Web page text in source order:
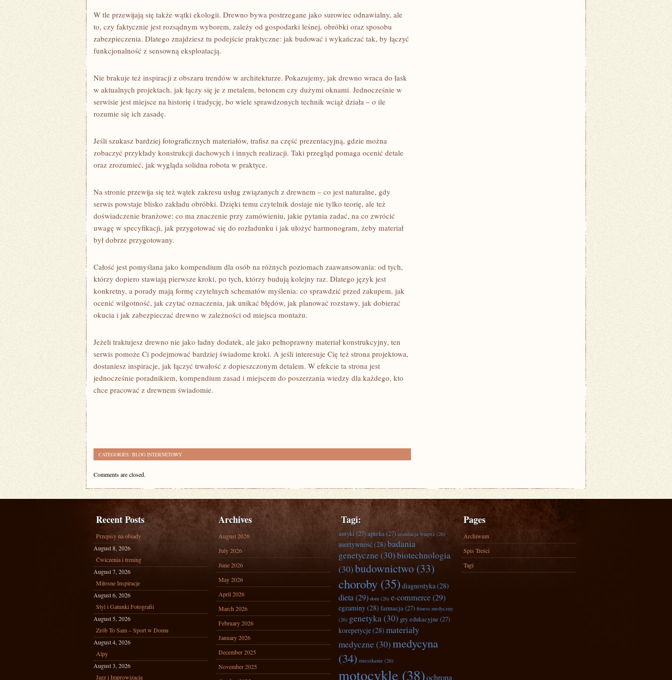
W tle przewijają się także wątki ekologii. Drewno bywa postrzegane jako surowiec odnawialny, ale
to, czy faktycznie jest rozsądnym wyborem, zależy od gospodarki leśnej, obróbki oraz sposobu
zabezpieczenia. Dlatego znajdziesz tu podejście praktyczne: jak budować i wykańczać tak, by łączyć
funkcjonalność z sensowną eksploatacją.
Nie brakuje też inspiracji z obszaru trendów w architekturze. Pokazujemy, jak drewno wraca do łask
w aktualnych projektach, jak łączy się je z metalem, betonem czy dużymi oknami. Jednocześnie w
serwisie jest miejsce na historię i tradycję, bo wiele sprawdzonych technik wciąż działa – o ile
rozumie się ich zasadę.
Jeśli szukasz bardziej fotograficznych materiałów, trafisz na część prezentacyjną, gdzie można
zobaczyć przykłady konstrukcji dachowych i innych realizacji. Taki przegląd pomaga ocenić detale
oraz zrozumieć, jak wygląda solidna robota w praktyce.
Na stronie przewija się też wątek zakresu usług związanych z drewnem – co jest naturalne, gdy
serwis powstaje blisko zakładu obróbki. Dzięki temu czytelnik dostaje nie tylko teorię, ale też
doświadczenie branżowe: co ma znaczenie przy zamówieniu, jakie pytania zadać, na co zwrócić
uwagę w specyfikacji, jak przygotować się do rozładunku i jak ułożyć harmonogram, żeby materiał
był dobrze przygotowany.
Całość jest pomyślana jako kompendium dla osób na różnych poziomach zaawansowania: od tych,
którzy dopiero stawiają pierwsze kroki, po tych, którzy budują kolejny raz. Dlatego język jest
konkretny, a porady mają formę czytelnych schematów myślenia: co sprawdzić przed zakupem, jak
ocenić wilgotność, jak czytać oznaczenia, jak unikać błędów, jak planować rozstawy, jak dobierać
okucia i jak zabezpieczać drewno w zależności od miejsca montażu.
Jeżeli traktujesz drewno nie jako ładny dodatek, ale jako pełnoprawny materiał konstrukcyjny, ten
serwis pomoże Ci podejmować bardziej świadome kroki. A jeśli interesuje Cię też strona projektowa,
dostaniesz inspiracje, jak łączyć trwałość z dopieszczonym detalem. W efekcie ta strona jest
jednocześnie poradnikiem, kompendium zasad i miejscem do poszerzania wiedzy dla każdego, kto
chce pracować z drewnem świadomie.
CATEGORIES: BLOG INTERNETOWY
Comments are closed.
Recent Posts
Przepisy na obiady
August 8, 2026
Ćwiczenia i trening
August 7, 2026
Miłosne Inspiracje
August 6, 2026
Styl i Gatunki Fotografii
August 5, 2026
Zrób To Sam – Sport w Domu
August 4, 2026
Alpy
August 3, 2026
Jazz i Improwizacja
Archives
August 2026
July 2026
June 2026
May 2026
April 2026
March 2026
February 2026
January 2026
December 2025
November 2025
Tagi:
antyki(27)apteka(27) aranżacja wnętrz (26)
asertywność(28) badania
genetyczne (30)biotechnologia
(30)budownictwo (33)
choroby (35) diagnostyka(28)
dieta(29) dom (26) e-commerce(29)
egzaminy(28) farmacja(27) fitness medyczny
(26) genetyka(30) gry edukacyjne (27)
korepetycje(28) materiały
medyczne (30)medycyna
(34) mieszkanie (26)
motocykle (38)ochrona
Pages
Archiwum
Spis Treści
Tagi